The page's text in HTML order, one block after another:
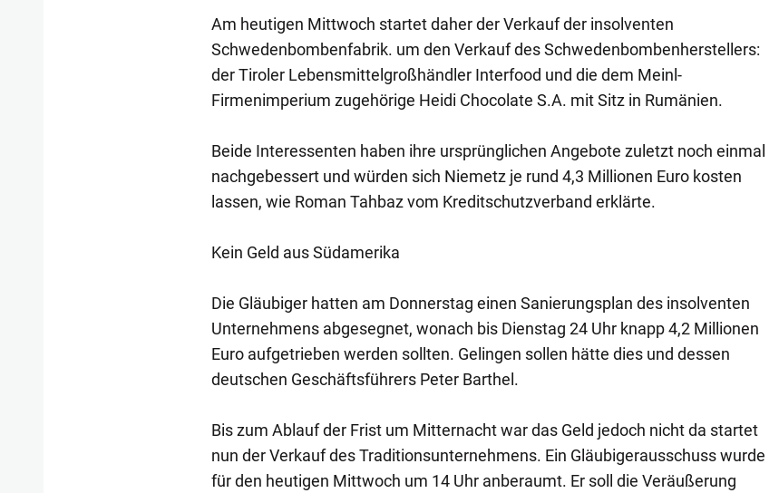
Am heutigen Mittwoch startet daher der Verkauf der insolventen
Schwedenbombenfabrik. um den Verkauf des Schwedenbombenherstellers:
der Tiroler Lebensmittelgroßhändler Interfood und die dem Meinl-
Firmenimperium zugehörige Heidi Chocolate S.A. mit Sitz in Rumänien.
Beide Interessenten haben ihre ursprünglichen Angebote zuletzt noch einmal
nachgebessert und würden sich Niemetz je rund 4,3 Millionen Euro kosten
lassen, wie Roman Tahbaz vom Kreditschutzverband erklärte.
Kein Geld aus Südamerika
Die Gläubiger hatten am Donnerstag einen Sanierungsplan des insolventen
Unternehmens abgesegnet, wonach bis Dienstag 24 Uhr knapp 4,2 Millionen
Euro aufgetrieben werden sollten. Gelingen sollen hätte dies und dessen
deutschen Geschäftsführers Peter Barthel.
Bis zum Ablauf der Frist um Mitternacht war das Geld jedoch nicht da startet
nun der Verkauf des Traditionsunternehmens. Ein Gläubigerausschuss wurde
für den heutigen Mittwoch um 14 Uhr anberaumt. Er soll die Veräußerung